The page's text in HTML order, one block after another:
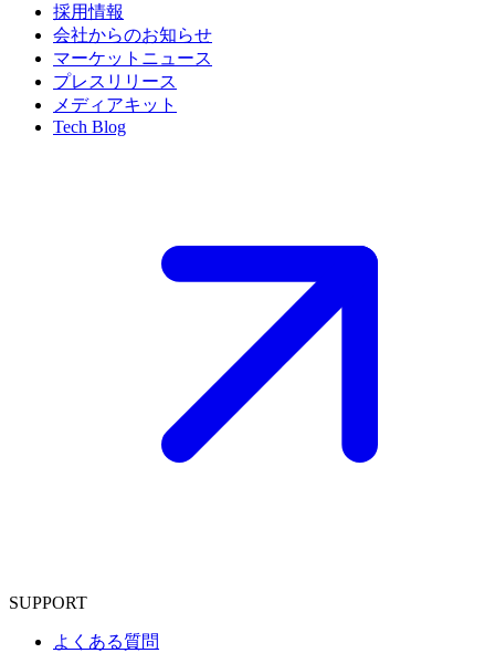
採用情報
会社からのお知らせ
マーケットニュース
プレスリリース
メディアキット
Tech Blog
SUPPORT
よくある質問